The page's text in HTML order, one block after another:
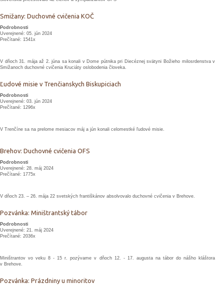
Smižany: Duchovné cvičenia KOČ
Podrobnosti
Uverejnené: 05. jún 2024
Prečítané: 1541x
V dňoch 31. mája až 2. júna sa konali v Dome pútnika pri Diecéznej svätyni Božieho milosrdenstva v
Smižanoch duchovné cvičenia Kruciáty oslobodenia človeka.
Ľudové misie v Trenčianskych Biskupiciach
Podrobnosti
Uverejnené: 03. jún 2024
Prečítané: 1296x
V Trenčíne sa na prelome mesiacov máj a jún konali celomestké ľudové misie.
Brehov: Duchovné cvičenia OFS
Podrobnosti
Uverejnené: 28. máj 2024
Prečítané: 1775x
V dňoch 23. – 26. mája 22 svetských františkánov absolvovalo duchovné cvičenia v Brehove.
Pozvánka: Miništrantský tábor
Podrobnosti
Uverejnené: 21. máj 2024
Prečítané: 2036x
Miništrantov vo veku 8 - 15 r. pozývame v dňoch 12. - 17. augusta na tábor do nášho kláštora
v Brehove.
Pozvánka: Prázdniny u minoritov